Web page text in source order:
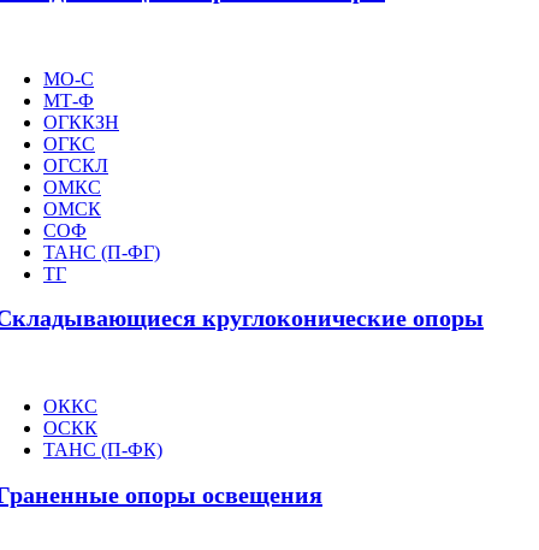
МО-С
МТ-Ф
ОГККЗН
ОГКС
ОГСКЛ
ОМКС
ОМСК
СОФ
ТАНС (П-ФГ)
ТГ
круглоконические опоры
ОККС
ОСКК
ТАНС (П-ФК)
опоры освещения